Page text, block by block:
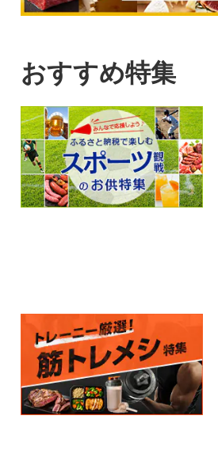
おすすめ特集